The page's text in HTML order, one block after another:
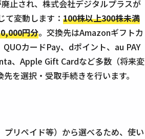
止され、株式会社デジタルプラスが
変動します： 100株以上300株未満
円分。交換先はAmazonギフトカ
カードPay、dポイント、au PAY
、Apple Gift Cardなど多数（将来変
を選択・受取手続きを行います。
リペイド等）から選べるため、使い